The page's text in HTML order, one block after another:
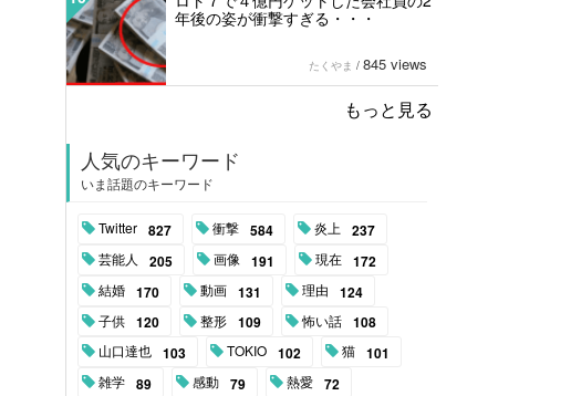
年後の姿が衝撃すぎる・・・
たくやま / 845 views
もっと見る
人気のキーワード
いま話題のキーワード
Twitter 827 衝撃 584 炎上 237
芸能人 205 画像 191 現在 172
結婚 170 動画 131 理由 124
子供 120 整形 109 怖い話 108
山口達也 103 TOKIO 102 猫 101
雑学 89 感動 79 熱愛 72